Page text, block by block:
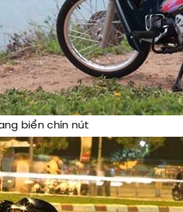
biển chín nút